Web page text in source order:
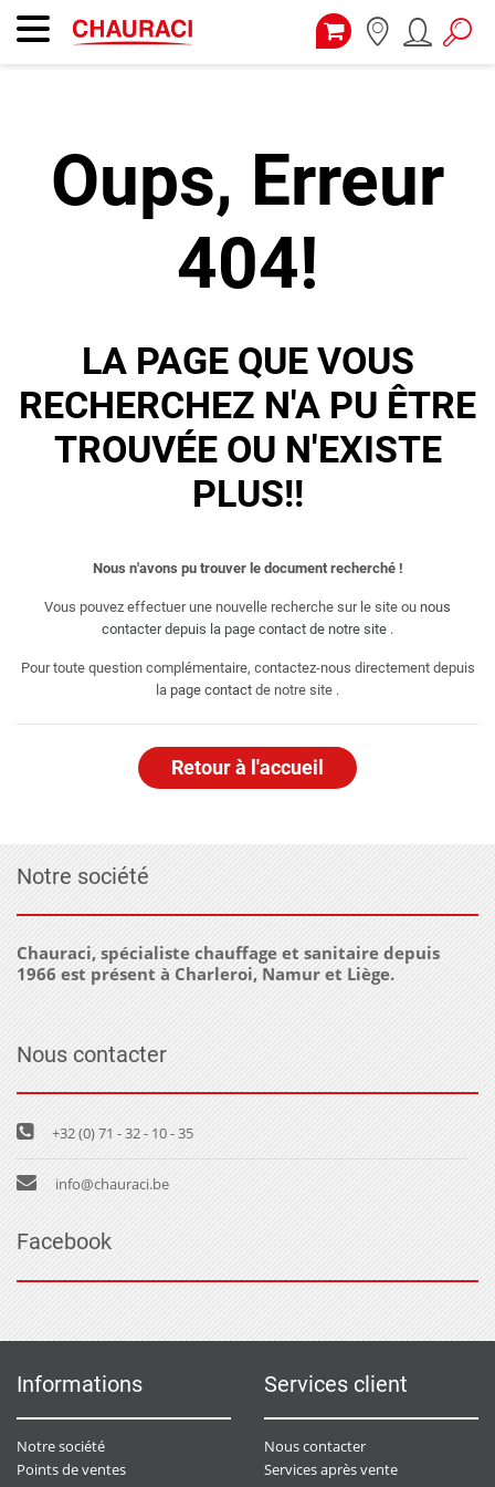
Oups, Erreur
404!
LA PAGE QUE VOUS
RECHERCHEZ N'A PU ÊTRE
TROUVÉE OU N'EXISTE
PLUS!!
Nous n'avons pu trouver le document recherché !
Vous pouvez effectuer une nouvelle recherche sur le site ou nous
contacter depuis la page contact de notre site .
Pour toute question complémentaire, contactez-nous directement depuis
la page contact de notre site .
Retour à l'accueil
Notre société
Chauraci, spécialiste chauffage et sanitaire depuis
1966 est présent à Charleroi, Namur et Liège.
Nous contacter
+32 (0) 71 - 32 - 10 - 35
info@chauraci.be
Facebook
Informations
Notre société
Points de ventes
Services client
Nous contacter
Services après vente